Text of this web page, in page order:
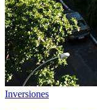
Inversiones